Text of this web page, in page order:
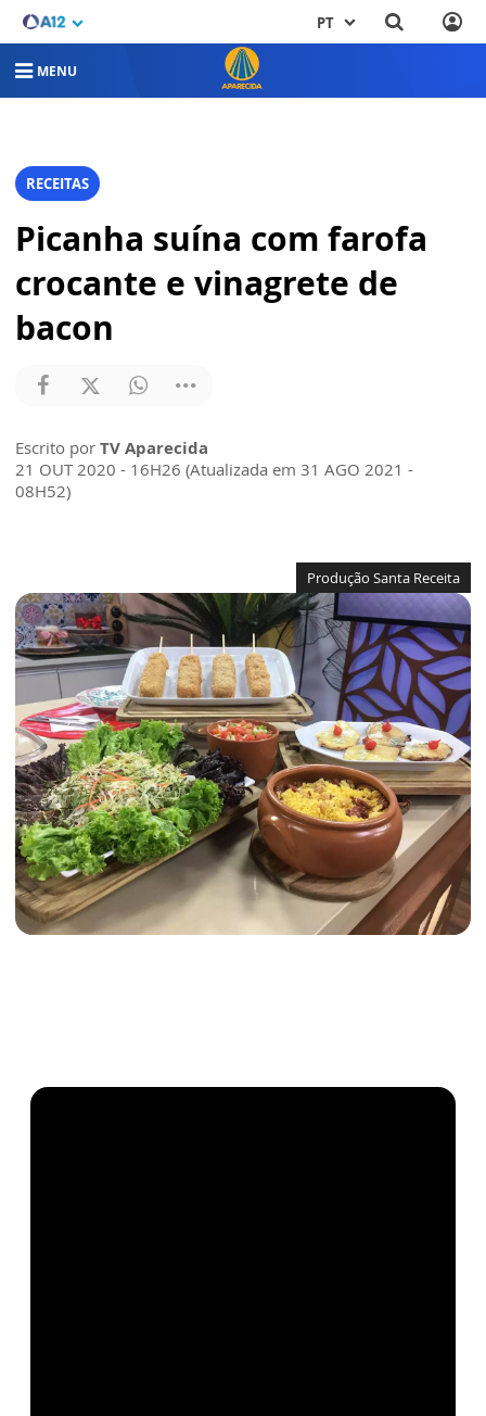
PT
MENU
RECEITAS
Picanha suína com farofa
crocante e vinagrete de
bacon
Escrito por TV Aparecida
21 OUT 2020 - 16H26 (Atualizada em 31 AGO 2021 -
08H52)
Produção Santa Receita